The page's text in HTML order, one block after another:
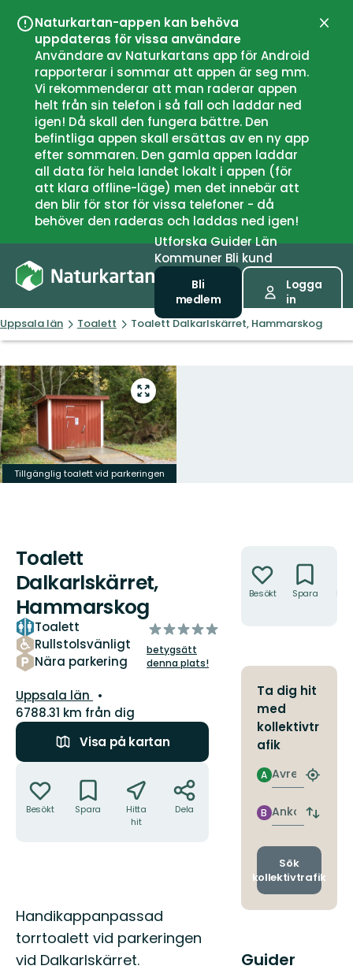
Naturkartan-appen kan behöva
uppdateras för vissa användare
Användare av Naturkartans app för Android
rapporterar i sommar att appen är seg mm.
Vi rekommenderar att man raderar appen
helt från sin telefon i så fall och laddar ned
igen! Då skall den fungera bättre. Den
befintliga appen skall ersättas av en ny app
efter sommaren. Den gamla appen laddar
all data för hela landet lokalt i appen (för
att klara offline-läge) men det innebär att
den blir för stor för vissa telefoner - då
behöver den raderas och laddas ned igen!
UtforskaGuiderLän
Kommuner Bli kund
Bli
medlem
Logga
in
Uppsala län Toalett Toalett Dalkarlskärret, Hammarskog
Gå
till
helskärmsläge
Tillgänglig toalett vid parkeringen
Toalett
Dalkarlskärret,
Hammarskog
Toalett
Rullstolsvänligt
Nära parkering
av
5
stjärnor
betygsätt
denna plats!
Län:
Uppsala län
6788.31 km från dig
Visa på kartan
Besökt Spara
Hitta
hit
Dela
Beskrivning
Handikappanpassad
torrtoalett vid parkeringen
vid Dalkarlskärret.
Besökt Spara
Ta dig hit
med
kollektivtr
afik
Avresa
A
Hitta
Ankomst
B
Byt
och
Sök
kollektivtrafik
Guider